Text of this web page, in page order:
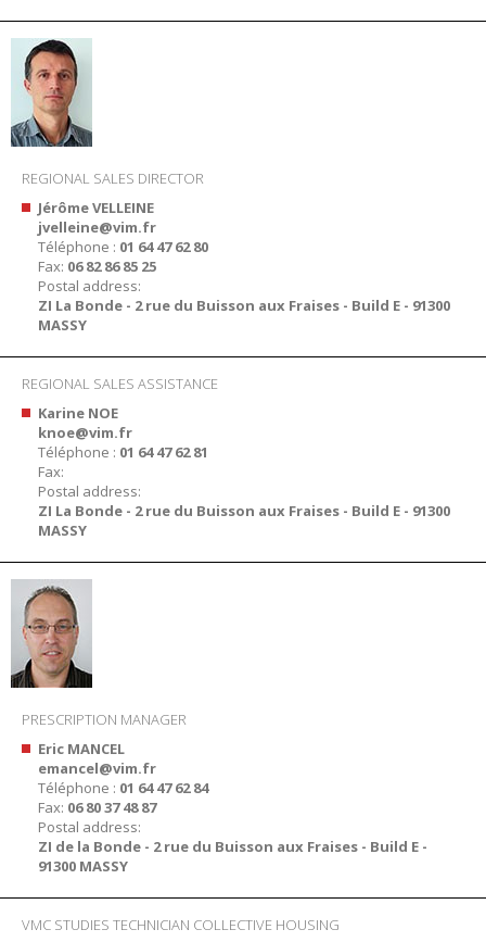
REGIONAL SALES DIRECTOR
Jérôme VELLEINE
jvelleine@vim.fr
Téléphone : 01 64 47 62 80
Fax: 06 82 86 85 25
Postal address:
ZI La Bonde - 2 rue du Buisson aux Fraises - Build E - 91300
MASSY
REGIONAL SALES ASSISTANCE
Karine NOE
knoe@vim.fr
Téléphone : 01 64 47 62 81
Fax:
Postal address:
ZI La Bonde - 2 rue du Buisson aux Fraises - Build E - 91300
MASSY
PRESCRIPTION MANAGER
Eric MANCEL
emancel@vim.fr
Téléphone : 01 64 47 62 84
Fax: 06 80 37 48 87
Postal address:
ZI de la Bonde - 2 rue du Buisson aux Fraises - Build E -
91300 MASSY
VMC STUDIES TECHNICIAN COLLECTIVE HOUSING